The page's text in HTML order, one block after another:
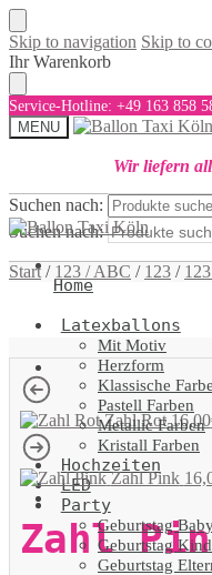
Skip to navigation Skip to
Ihr Warenkorb
Service-Hotline: +49 163 858
MENU
Wir liefern
Suchen nach:
Suchen nach:
Home
Latexballons
Mit Motiv
Herzform
Klassische
Pastell Farben
Metallic Farben
Kristall Farben
Hochzeiten
LED
Party
Geburtstag
Geburtstag
Geburtstag
Start / 123 / ABC / 123 /
Zahl Rot 16,00
Zahl Pink
Zahl